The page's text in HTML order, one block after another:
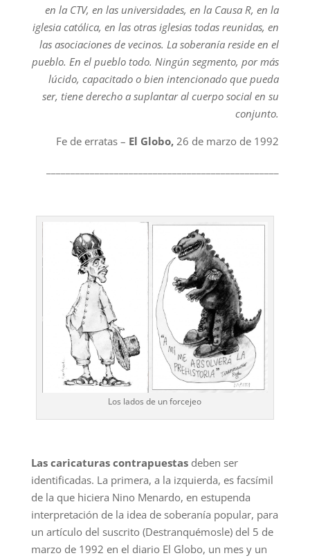
en la CTV, en las universidades, en la Causa R, en la
iglesia católica, en las otras iglesias todas reunidas, en
las asociaciones de vecinos. La soberanía reside en el
pueblo. En el pueblo todo. Ningún segmento, por más
lúcido, capacitado o bien intencionado que pueda
ser, tiene derecho a suplantar al cuerpo social en su
conjunto.
Fe de erratas – El Globo, 26 de marzo de 1992
Los lados de un forcejeo
Las caricaturas contrapuestasdeben ser
identificadas. La primera, a la izquierda, es facsímil
de la que hiciera Nino Menardo, en estupenda
interpretación de la idea de soberanía popular, para
un artículo del suscrito (Destranquémosle) del 5 de
marzo de 1992 en el diario El Globo, un mes y un